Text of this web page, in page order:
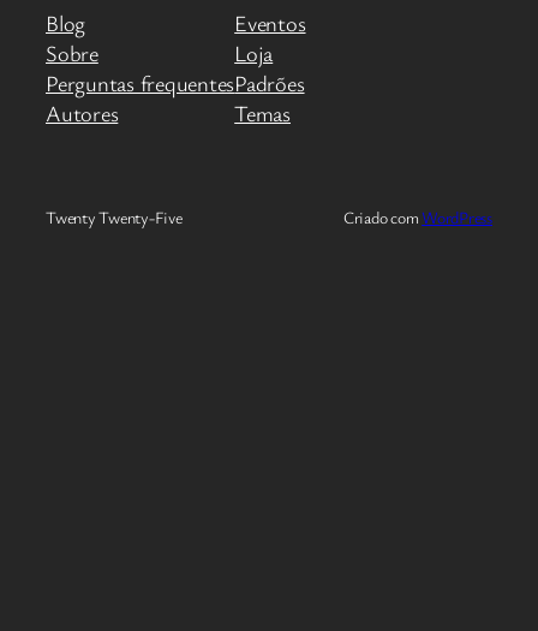
Blog
Sobre
Perguntas frequentes
Autores
Eventos
Loja
Padrões
Temas
Twenty Twenty-Five Criado com WordPress